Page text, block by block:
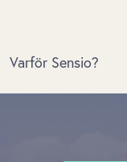
Varför Sensio?